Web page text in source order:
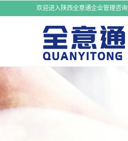
欢迎进入陕西全意通企业管理咨询